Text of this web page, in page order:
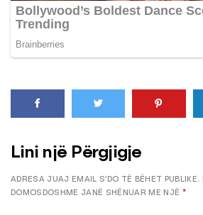
Lini një Përgjigje
ADRESA JUAJ EMAIL S’DO TË BËHET PUBLIKE.
DOMOSDOSHME JANË SHËNUAR ME NJË *